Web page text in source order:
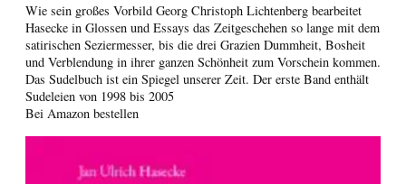
Wie sein großes Vorbild Georg Christoph Lichtenberg bearbeitet
Hasecke in Glossen und Essays das Zeitgeschehen so lange mit dem
satirischen Seziermesser, bis die drei Grazien Dummheit, Bosheit
und Verblendung in ihrer ganzen Schönheit zum Vorschein kommen.
Das Sudelbuch ist ein Spiegel unserer Zeit. Der erste Band enthält
Sudeleien von 1998 bis 2005
Bei Amazon bestellen